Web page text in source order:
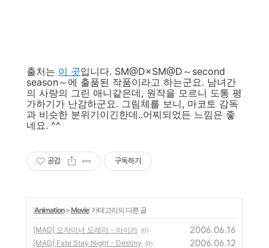
출처는 이 곳입니다. SM@D×SM@D～second
season～에 출품된 작품이라고 하는군요. 남녀간
의 사랑의 그린 애니같은데, 원작을 모르니 도통 평
가하기가 난감하군요. 그림체를 보니, 마코토 감독
과 비슷한 분위기이긴한데..어찌되었든 느낌은 좋
네요. ^^
공감 구독하기
'Animation>Movie' 카테고리의 다른 글
[MAD] 오자마녀 도레미 - 아이카 (0) 2006.06.16
[MAD] Fate Stay Night - Destiny (0) 2006.06.12